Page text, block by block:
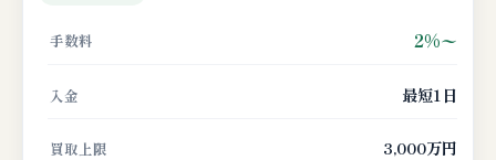
手数料 2%〜
入金 最短1日
買取上限 3,000万円